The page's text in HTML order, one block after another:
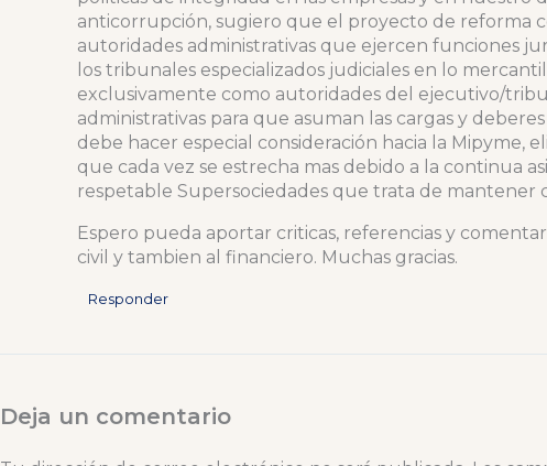
anticorrupción, sugiero que el proyecto de reforma
autoridades administrativas que ejercen funciones
los tribunales especializados judiciales en lo
exclusivamente como autoridades del ejecutivo/
administrativas para que asuman las cargas y
debe hacer especial consideración hacia la
que cada vez se estrecha mas debido a la continua
respetable Supersociedades que trata de mantener
Espero pueda aportar criticas, referencias y
civil y tambien al financiero. Muchas gracias.
Responder
Deja un comentario